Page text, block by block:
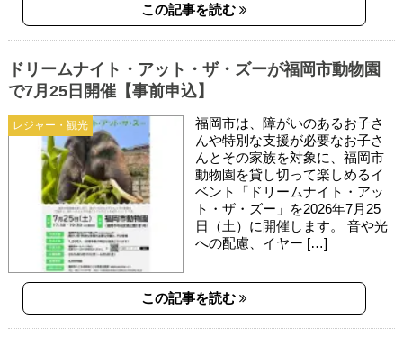
この記事を読む
レジャー・観光
ドリームナイト・アット・ザ・ズーが福岡市動物園
で7月25日開催【事前申込】
福岡市は、障がいのあるお子さ
んや特別な支援が必要なお子さ
んとその家族を対象に、福岡市
動物園を貸し切って楽しめるイ
ベント「ドリームナイト・アッ
ト・ザ・ズー」を2026年7月25
日（土）に開催します。 音や光
への配慮、イヤー […]
この記事を読む